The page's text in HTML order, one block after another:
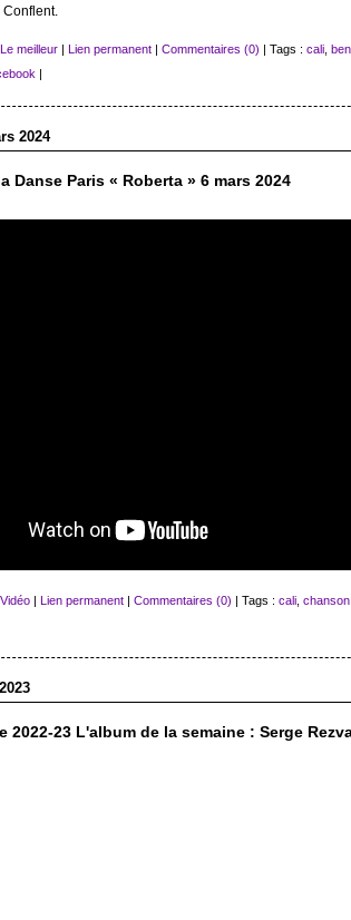
Le meilleur| Lien permanent| Commentaires (0) | Tags : cali,
|
2024
Danse Paris « Roberta » 6 mars 2024
Vidéo| Lien permanent| Commentaires (0) | Tags : cali, chanson,
2022-23 L'album de la semaine : Serge